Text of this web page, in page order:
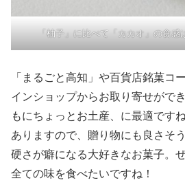
「柚子」に比べて「カカオ」の食感
「まるごと高知」や百貨店銘菓コ
インショップからお取り寄せがで
もにちょっとお土産、に最適です
ありますので、贈り物にも良さそう
硬さが癖になる大好きなお菓子。
全ての味を食べたいですね！